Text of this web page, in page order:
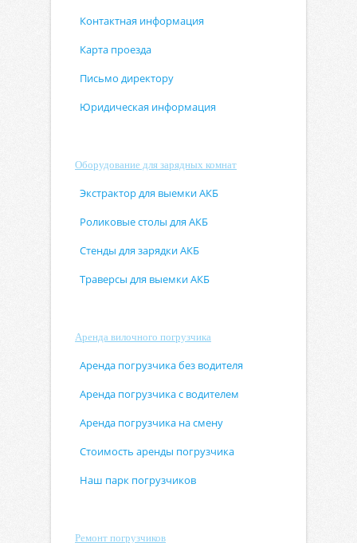
Контактная информация
Карта проезда
Письмо директору
Юридическая информация
Оборудование для зарядных комнат
Экстрактор для выемки АКБ
Роликовые столы для АКБ
Стенды для зарядки АКБ
Траверсы для выемки АКБ
Аренда вилочного погрузчика
Аренда погрузчика без водителя
Аренда погрузчика с водителем
Аренда погрузчика на смену
Стоимость аренды погрузчика
Наш парк погрузчиков
Ремонт погрузчиков